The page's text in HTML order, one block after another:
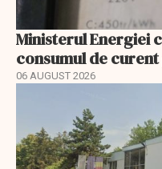
Ministerul Energiei
consumul de curent
06 AUGUST 2026